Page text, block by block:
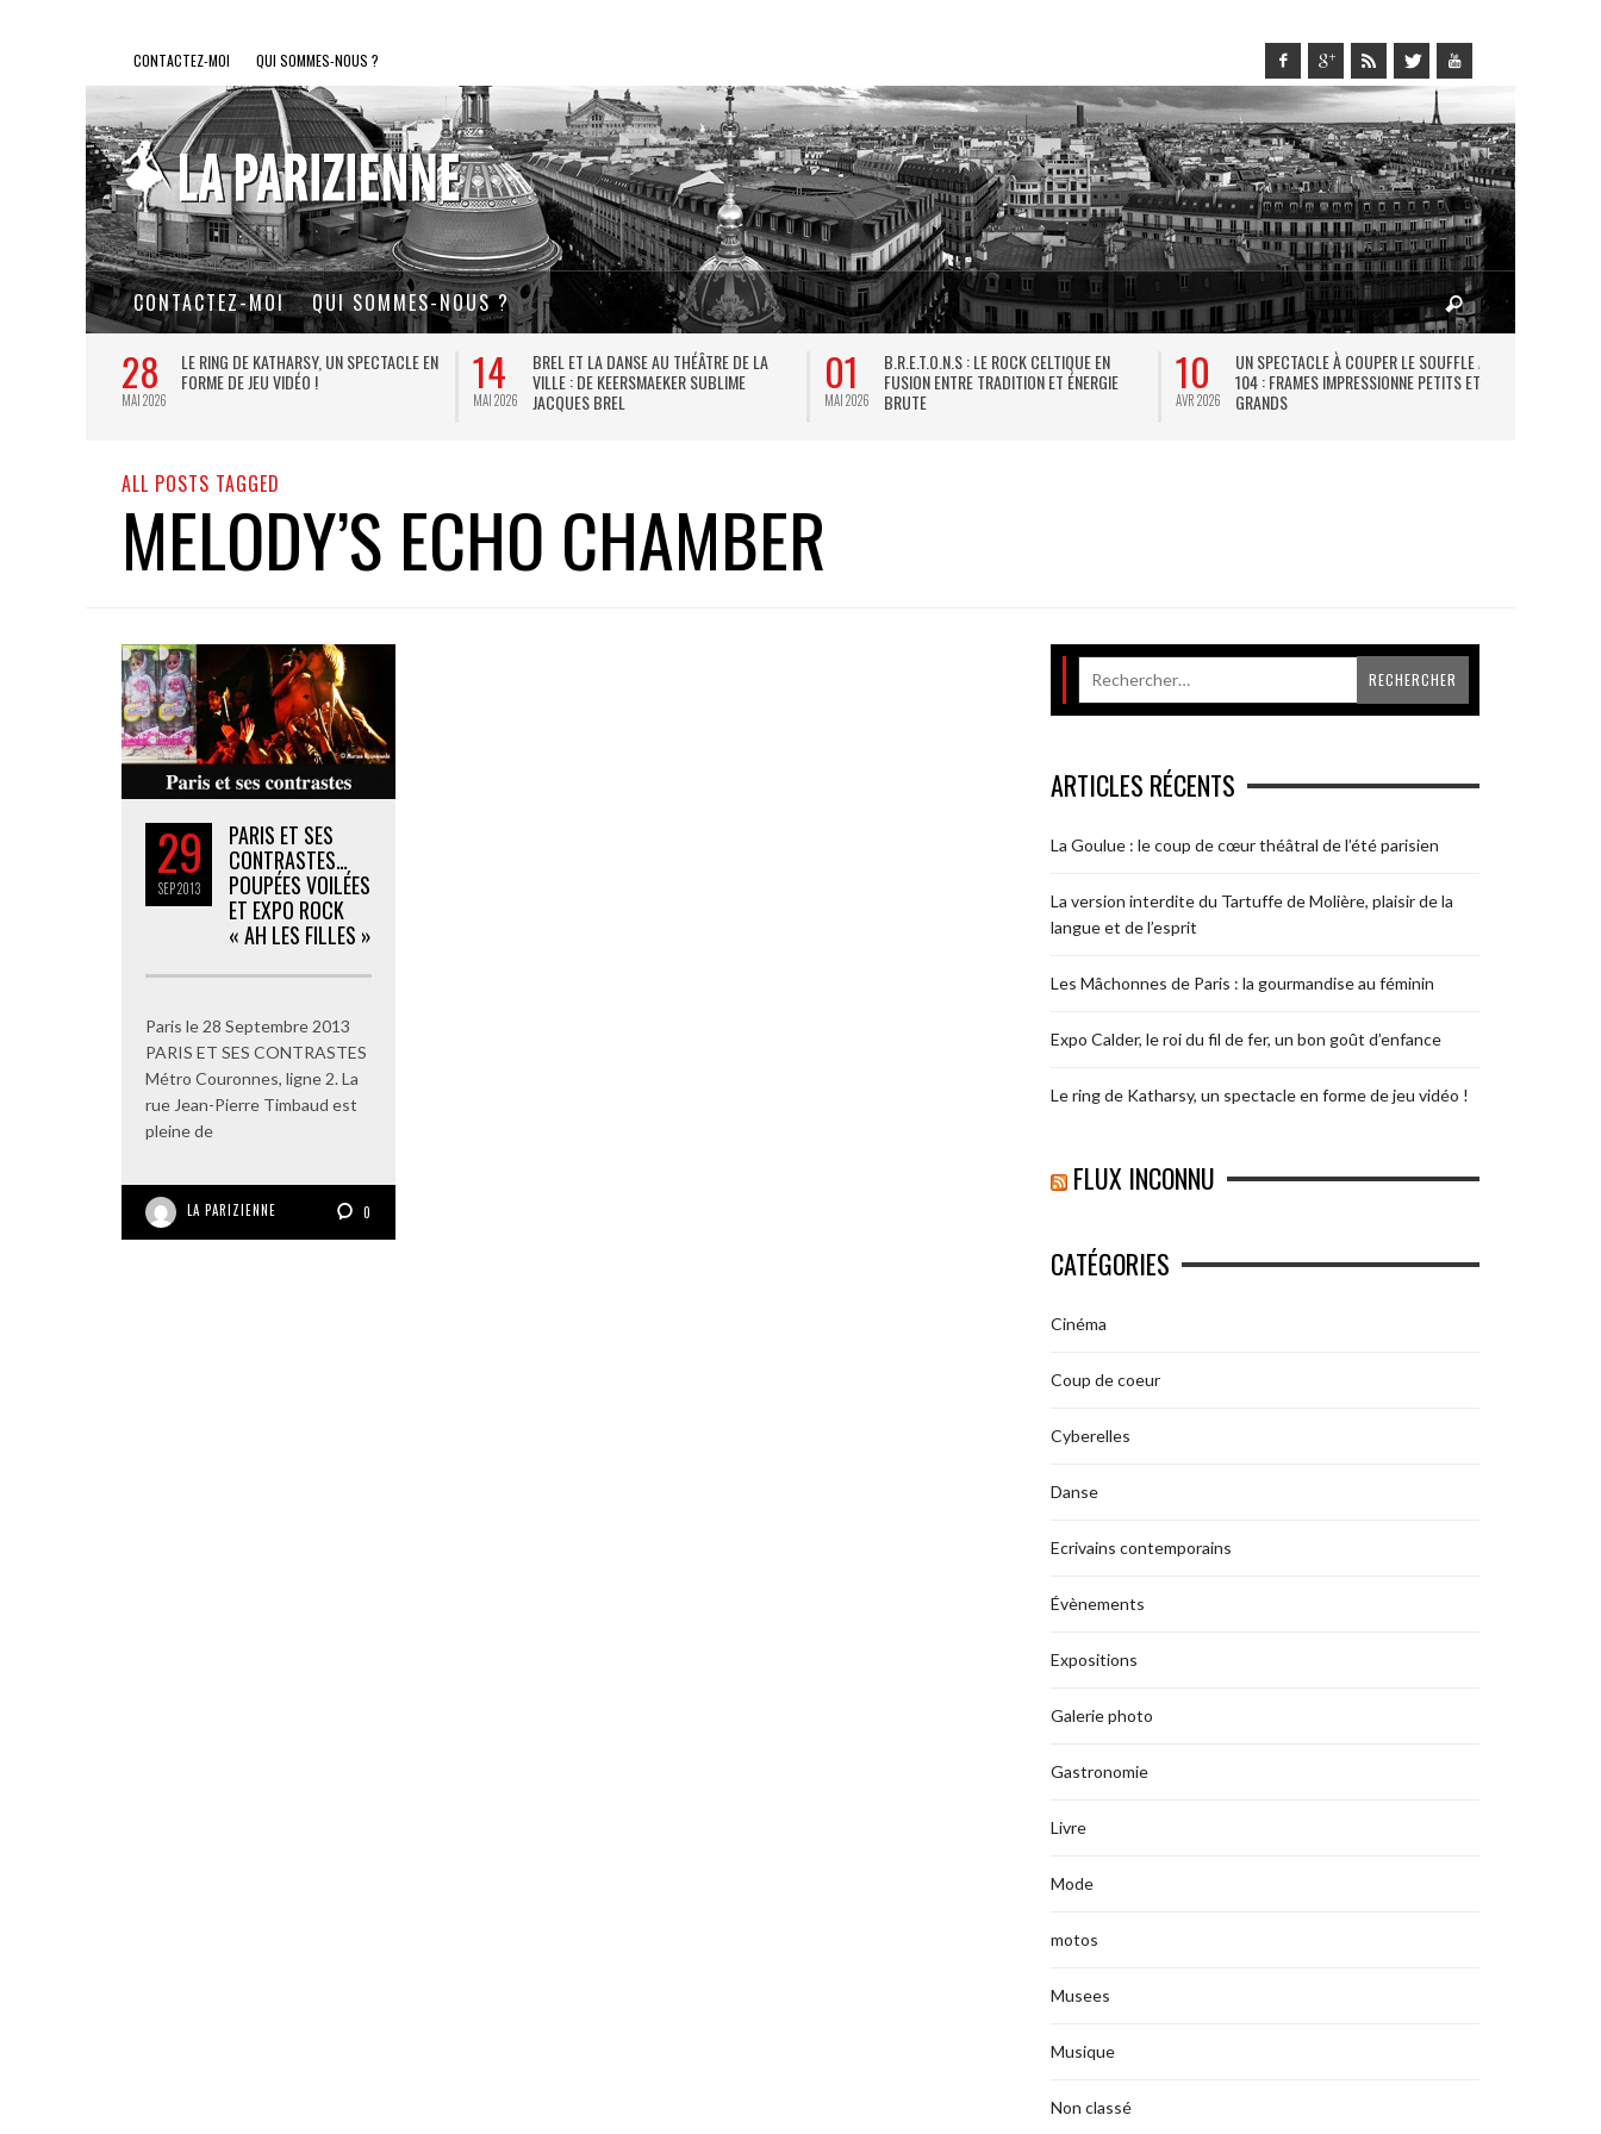
CONTACTEZ-MOI QUI SOMMES-NOUS ?
CONTACTEZ-MOI QUI SOMMES-NOUS ?
28
MAI 2026
LE RING DE KATHARSY, UN SPECTACLE EN
FORME DE JEU VIDÉO !
14
MAI 2026
BREL ET LA DANSE AU THÉÂTRE DE LA
VILLE : DE KEERSMAEKER SUBLIME
JACQUES BREL
01
MAI 2026
B.R.E.T.O.N.S : LE ROCK CELTIQUE EN
FUSION ENTRE TRADITION ET ÉNERGIE
BRUTE
10
AVR 2026
UN SPECTACLE À COUPER LE SOUFFLE AU
104 : FRAMES IMPRESSIONNE PETITS ET
GRANDS
ALL POSTS TAGGED
MELODY’S ECHO CHAMBER
29
SEP2013
PARIS ET SES
CONTRASTES…
POUPÉES VOILÉES
ET EXPO ROCK
« AH LES FILLES »
Paris le 28 Septembre 2013
PARIS ET SES CONTRASTES
Métro Couronnes, ligne 2. La
rue Jean-Pierre Timbaud est
pleine de
LA PARIZIENNE 0
ARTICLES RÉCENTS
La Goulue : le coup de cœur théâtral de l’été parisien
La version interdite du Tartuffe de Molière, plaisir de la
langue et de l’esprit
Les Mâchonnes de Paris : la gourmandise au féminin
Expo Calder, le roi du fil de fer, un bon goût d’enfance
Le ring de Katharsy, un spectacle en forme de jeu vidéo !
FLUX INCONNU
CATÉGORIES
Cinéma
Coup de coeur
Cyberelles
Danse
Ecrivains contemporains
Évènements
Expositions
Galerie photo
Gastronomie
Livre
Mode
motos
Musees
Musique
Non classé